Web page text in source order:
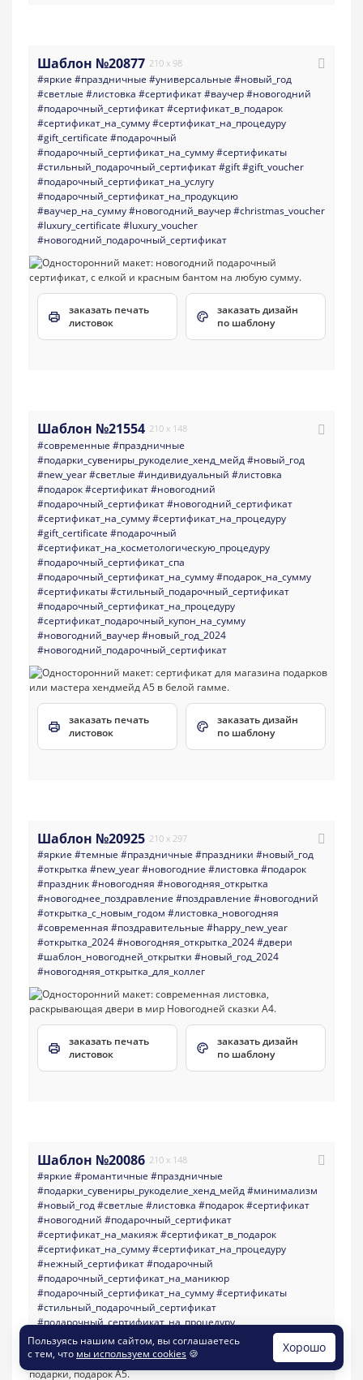
Шаблон №20877 210 x 98
#яркие #праздничные #универсальные #новый_год
#светлые #листовка #сертификат#ваучер#новогодний
#подарочный_сертификат#сертификат_в_подарок
#сертификат_на_сумму#сертификат_на_процедуру
#gift_certificate #подарочный
#подарочный_сертификат_на_сумму#сертификаты
#стильный_подарочный_сертификат#gift#gift_voucher
#подарочный_сертификат_на_услугу
#подарочный_сертификат_на_продукцию
#ваучер_на_сумму#новогодний_ваучер#christmas_voucher
#luxury_certificate #luxury_voucher
#новогодний_подарочный_сертификат
заказать печать
листовок
заказать дизайн
по шаблону
Шаблон №21554 210 x 148
#современные #праздничные
#подарки_сувениры_рукоделие_хенд_мейд#новый_год
#new_year#светлые #индивидуальный #листовка
#подарок#сертификат#новогодний
#подарочный_сертификат#новогодний_сертификат
#сертификат_на_сумму#сертификат_на_процедуру
#gift_certificate #подарочный
#сертификат_на_косметологическую_процедуру
#подарочный_сертификат_спа
#подарочный_сертификат_на_сумму#подарок_на_сумму
#сертификаты#стильный_подарочный_сертификат
#подарочный_сертификат_на_процедуру
#сертификат_подарочный_купон_на_сумму
#новогодний_ваучер#новый_год_2024
#новогодний_подарочный_сертификат
заказать печать
листовок
заказать дизайн
по шаблону
Шаблон №20925 210 x 297
#яркие #темные #праздничные #праздники #новый_год
#открытка #new_year#новогодние #листовка #подарок
#праздник#новогодняя #новогодняя_открытка
#новогоднее_поздравление #поздравление #новогодний
#открытка_с_новым_годом #листовка_новогодняя
#современная #поздравительные #happy_new_year
#открытка_2024#новогодняя_открытка_2024#двери
#шаблон_новогодней_открытки #новый_год_2024
#новогодняя_открытка_для_коллег
заказать печать
листовок
заказать дизайн
по шаблону
Шаблон №20086 210 x 148
#яркие #романтичные #праздничные
#подарки_сувениры_рукоделие_хенд_мейд#минимализм
#новый_год#светлые #листовка #подарок#сертификат
#новогодний #подарочный_сертификат
#сертификат_на_макияж#сертификат_в_подарок
#сертификат_на_сумму#сертификат_на_процедуру
#нежный_сертификат#подарочный
#подарочный_сертификат_на_маникюр
#подарочный_сертификат_на_сумму#сертификаты
#стильный_подарочный_сертификат
#подарочный_сертификат_на_процедуру
#новогодний_подарочный_сертификат
Пользуясь нашим сайтом, вы соглашаетесь
с тем, что мы используем cookies 🍪 Хорошо